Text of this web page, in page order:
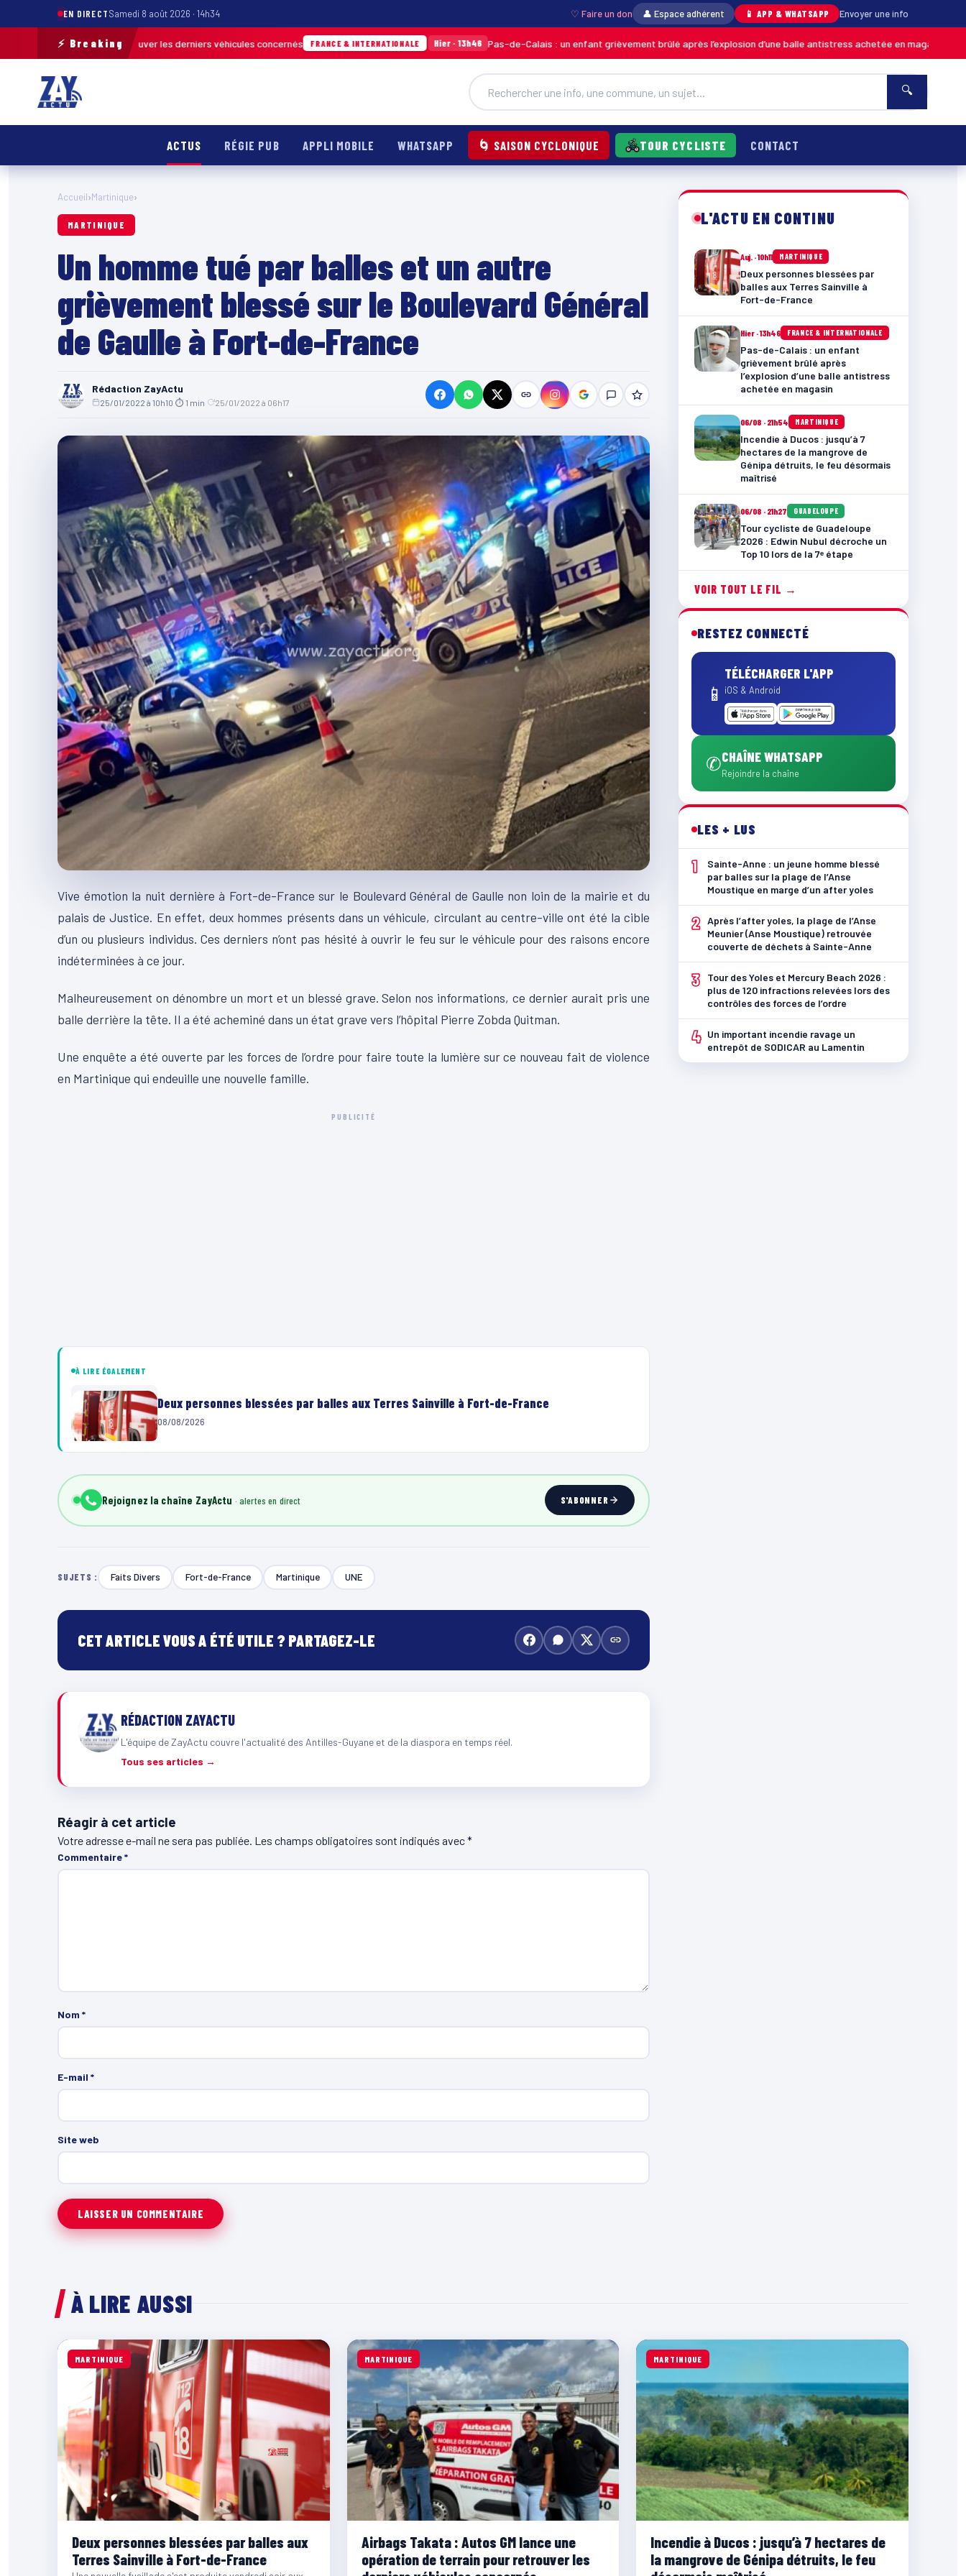
EN DIRECTSamedi 8 août 2026 · 14h34 ♡ Faire un don 👤 Espace adhérent 📱 APP & WHATSAPP Envoyer une info
⚡ Breaking
pour retrouver les derniers véhicules concernés FRANCE & INTERNATIONALE Hier · 13h46 Pas-de-Calais : un enfant grièvement brûlé après l’explosion d’une balle antistress achetée en magasin MARTINIQUE
🔍
ACTUS RÉGIE PUB APPLI MOBILE WHATSAPP 🌀 SAISON CYCLONIQUE TOUR CYCLISTE CONTACT
Accueil›Martinique›
MARTINIQUE
Un homme tué par balles et un autre
grièvement blessé sur le Boulevard Général
de Gaulle à Fort-de-France
Rédaction ZayActu
25/01/2022 à 10h10 ⏱ 1 min 25/01/2022 à 06h17
Vive émotion la nuit dernière à Fort-de-France sur le Boulevard Général de Gaulle non loin de la mairie et du
palais de Justice. En effet, deux hommes présents dans un véhicule, circulant au centre-ville ont été la cible
d’un ou plusieurs individus. Ces derniers n’ont pas hésité à ouvrir le feu sur le véhicule pour des raisons encore
indéterminées à ce jour.
Malheureusement on dénombre un mort et un blessé grave. Selon nos informations, ce dernier aurait pris une
balle derrière la tête. Il a été acheminé dans un état grave vers l’hôpital Pierre Zobda Quitman.
Une enquête a été ouverte par les forces de l’ordre pour faire toute la lumière sur ce nouveau fait de violence
en Martinique qui endeuille une nouvelle famille.
PUBLICITÉ
À LIRE ÉGALEMENT
Deux personnes blessées par balles aux Terres Sainville à Fort-de-France
08/08/2026
Rejoignez la chaîne ZayActu S'ABONNER
SUJETS : Faits Divers Fort-de-France Martinique UNE
CET ARTICLE VOUS A ÉTÉ UTILE ? PARTAGEZ-LE
RÉDACTION ZAYACTU
L'équipe de ZayActu couvre l'actualité des Antilles-Guyane et de la diaspora en temps réel.
Tous ses articles →
Réagir à cet article
Votre adresse e-mail ne sera pas publiée. Les champs obligatoires sont indiqués avec*
Commentaire*
Nom *
E-mail *
Site web
L'ACTU EN CONTINU
Auj. · 10h11 MARTINIQUE
Deux personnes blessées par
balles aux Terres Sainville à
Fort-de-France
Hier · 13h46 FRANCE & INTERNATIONALE
Pas-de-Calais : un enfant
grièvement brûlé après
l’explosion d’une balle antistress
achetée en magasin
06/08 · 21h54 MARTINIQUE
Incendie à Ducos : jusqu’à 7
hectares de la mangrove de
Génipa détruits, le feu désormais
maîtrisé
06/08 · 21h27 GUADELOUPE
Tour cycliste de Guadeloupe
2026 : Edwin Nubul décroche un
Top 10 lors de la 7ᵉ étape
VOIR TOUT LE FIL →
RESTEZ CONNECTÉ
📱
TÉLÉCHARGER L'APP
iOS & Android
✆CHAÎNE WHATSAPP
Rejoindre la chaîne
LES + LUS
1
Sainte-Anne : un jeune homme blessé
par balles sur la plage de l’Anse
Moustique en marge d’un after yoles
2 Après l’after yoles, la plage de l’Anse
Meunier (Anse Moustique) retrouvée
couverte de déchets à Sainte-Anne
3
Tour des Yoles et Mercury Beach 2026 :
plus de 120 infractions relevées lors des
contrôles des forces de l’ordre
4 Un important incendie ravage un
entrepôt de SODICAR au Lamentin
À LIRE AUSSI
MARTINIQUE
Deux personnes blessées par balles aux
Terres Sainville à Fort-de-France
MARTINIQUE
Airbags Takata : Autos GM lance une
opération de terrain pour retrouver les
MARTINIQUE
Incendie à Ducos : jusqu’à 7 hectares de
la mangrove de Génipa détruits, le feu